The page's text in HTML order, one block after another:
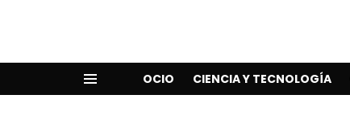
OCIO CIENCIA Y TECNOLOGÍA